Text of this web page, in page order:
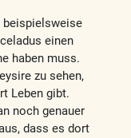
beispielsweise
einen
haben muss.
zu sehen,
Leben gibt.
noch genauer
dass es dort